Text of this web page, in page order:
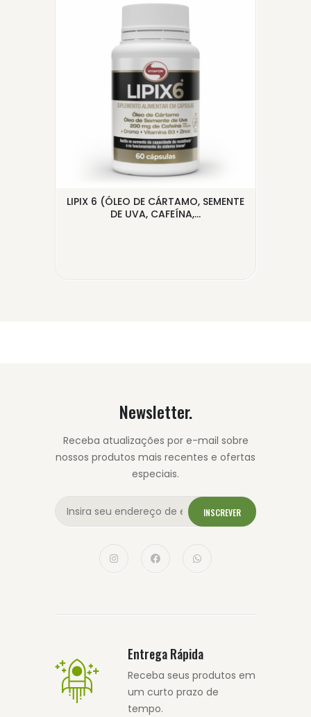
LIPIX 6 (ÓLEO DE CÁRTAMO, SEMENTE
DE UVA, CAFEÍNA,...
Newsletter.
Receba atualizações por e-mail sobre
nossos produtos mais recentes e ofertas
especiais.
INSCREVER
Entrega Rápida
Receba seus produtos em
um curto prazo de
tempo.